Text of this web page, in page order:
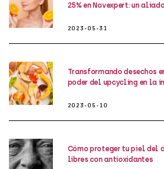
25% en Novexpert: un
2023-05-31
Transformando desechos
poder del upcycling en la
2023-05-10
Cómo proteger tu piel del
libres con antioxidantes